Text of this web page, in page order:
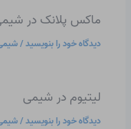
ماکس پلانک در
دیدگاه‌ خود را بنویسید/
لیتیوم در شیمی
دیدگاه‌ خود را بنویسید/